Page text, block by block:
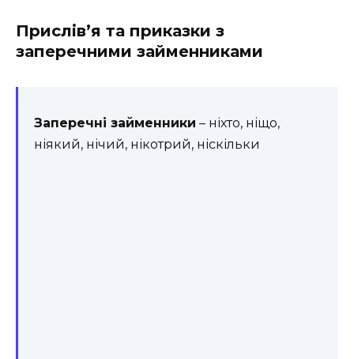
Прислів’я та приказки з
заперечними займенниками
Заперечні займенники – ніхто, ніщо,
ніякий, нічий, нікотрий, ніскільки